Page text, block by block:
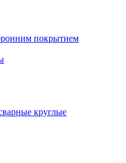
покрытием
круглые